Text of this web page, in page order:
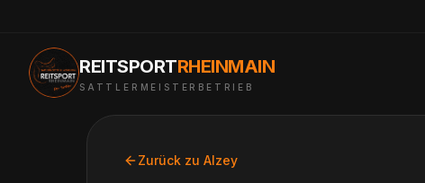
REITSPORTRHEINMAIN
SATTLERMEISTERBETRIEB
Zurück zu Alzey